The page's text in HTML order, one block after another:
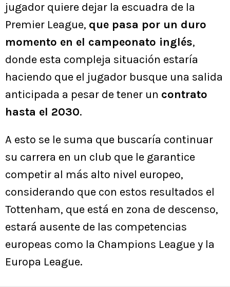
jugador quiere dejar la escuadra de la
Premier League, que pasa por un duro
momento en el campeonato inglés,
donde esta compleja situación estaría
haciendo que el jugador busque una salida
anticipada a pesar de tener un contrato
hasta el 2030.
A esto se le suma que buscaría continuar
su carrera en un club que le garantice
competir al más alto nivel europeo,
considerando que con estos resultados el
Tottenham, que está en zona de descenso,
estará ausente de las competencias
europeas como la Champions League y la
Europa League.